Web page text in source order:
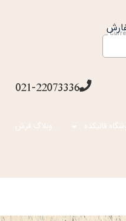
021-22073336
قالیکده وبلاگ فرش